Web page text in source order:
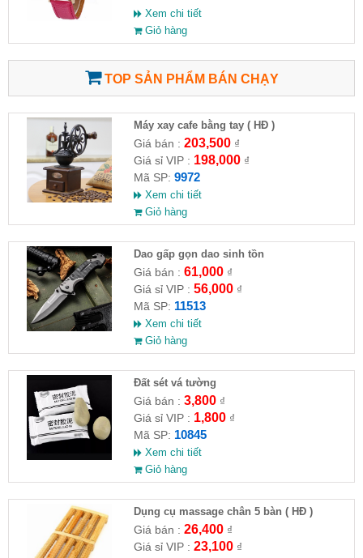
Xem chi tiết
Giỏ hàng
TOP SẢN PHẨM BÁN CHẠY
Máy xay cafe bằng tay ( HĐ )
Giá bán : 203,500₫
Giá sỉ VIP : 198,000₫
Mã SP: 9972
Xem chi tiết
Giỏ hàng
Dao gấp gọn dao sinh tồn
Giá bán : 61,000₫
Giá sỉ VIP : 56,000₫
Mã SP: 11513
Xem chi tiết
Giỏ hàng
Đất sét vá tường
Giá bán : 3,800₫
Giá sỉ VIP : 1,800₫
Mã SP: 10845
Xem chi tiết
Giỏ hàng
Dụng cụ massage chân 5 bàn ( HĐ )
Giá bán : 26,400₫
Giá sỉ VIP : 23,100₫